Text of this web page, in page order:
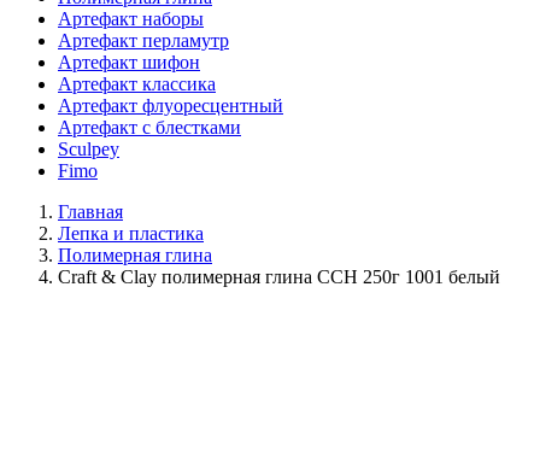
Артефакт наборы
Артефакт перламутр
Артефакт шифон
Артефакт классика
Артефакт флуоресцентный
Артефакт с блестками
Sculpey
Fimo
Главная
Лепка и пластика
Полимерная глина
Craft & Clay полимерная глина CCH 250г 1001 белый